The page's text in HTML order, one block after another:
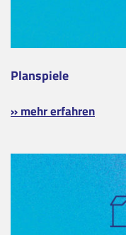
Planspiele
» mehr erfahren